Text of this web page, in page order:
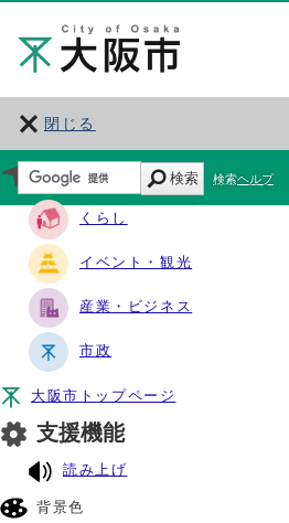
閉じる
サイト・ナビ
くらし
イベント・観光
産業・ビジネス
市政
大阪市トップページ
支援機能
読み上げ
背景色
検索 検索ヘルプ